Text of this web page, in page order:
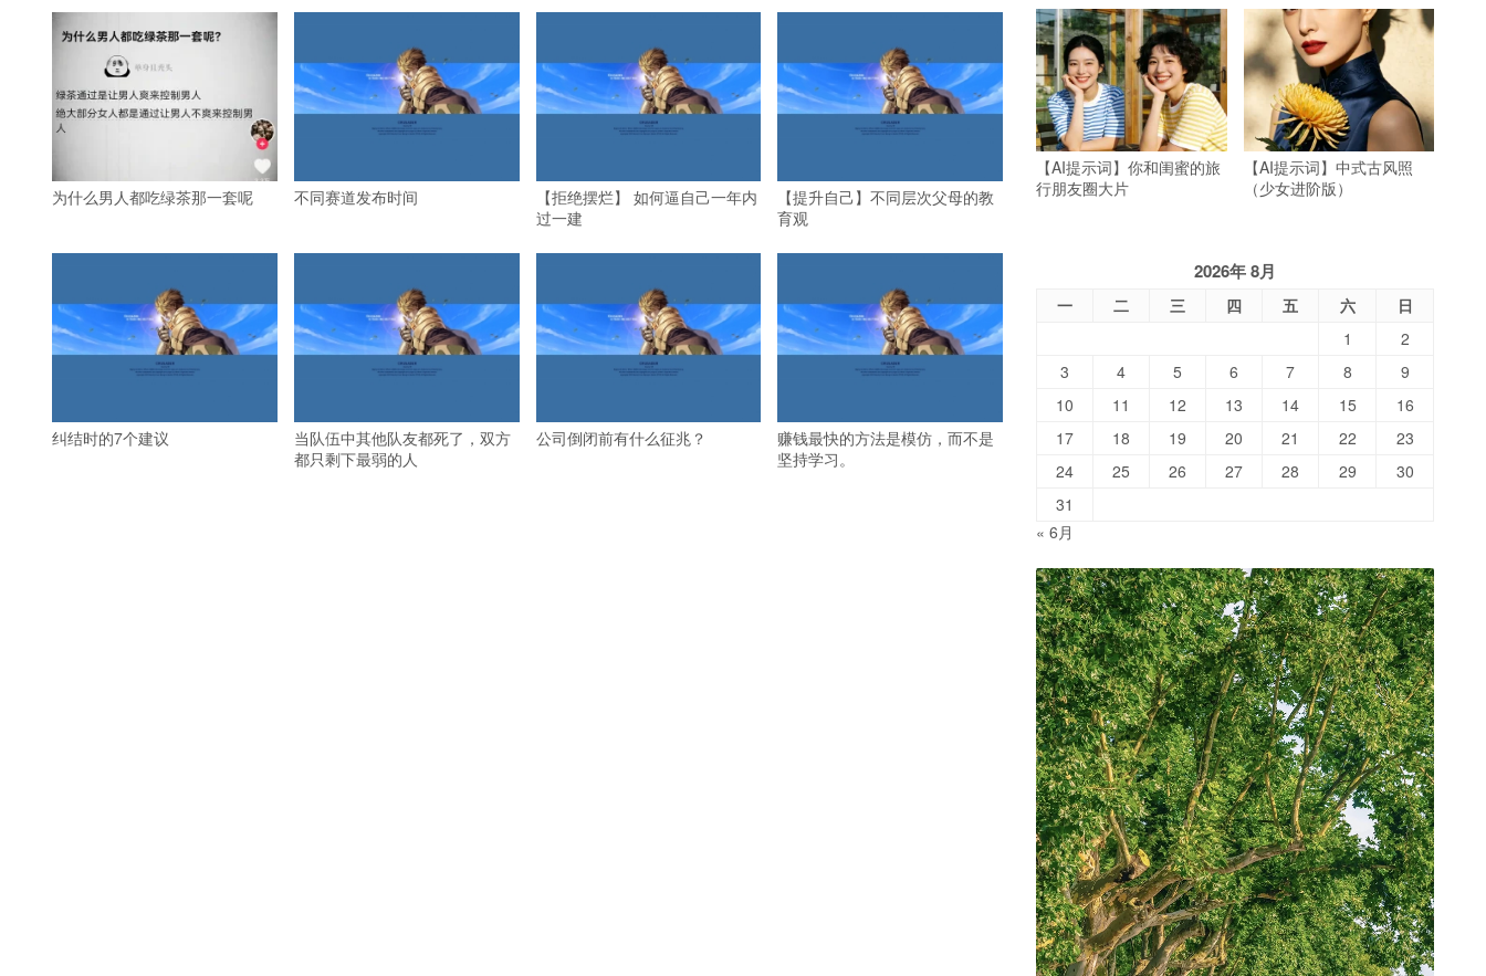
为什么男人都吃绿茶那一套呢 不同赛道发布时间
【拒绝摆烂】 如何逼自己一年内
过一建
【提升自己】不同层次父母的教
育观
纠结时的7个建议
当队伍中其他队友都死了，双方
都只剩下最弱的人
公司倒闭前有什么征兆？
赚钱最快的方法是模仿，而不是
坚持学习。
【AI提示词】你和闺蜜的旅
行朋友圈大片
【AI提示词】中式古风照
（少女进阶版）
2026年 8月
一 二 三 四 五 六
日
1
2
3
4 5 6 7 8
9
10
11 12 13 14 15
16
17
18 19 20 21 22
23
24
25 26 27 28 29
30
31
« 6月